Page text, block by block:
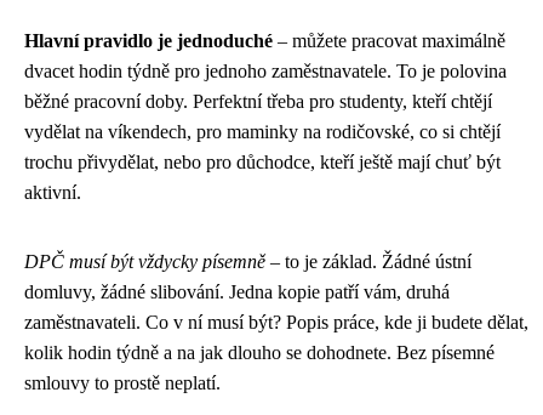
Hlavní pravidlo je jednoduché – můžete pracovat maximálně
dvacet hodin týdně pro jednoho zaměstnavatele. To je polovina
běžné pracovní doby. Perfektní třeba pro studenty, kteří chtějí
vydělat na víkendech, pro maminky na rodičovské, co si chtějí
trochu přivydělat, nebo pro důchodce, kteří ještě mají chuť být
aktivní.
DPČ musí být vždycky písemně – to je základ. Žádné ústní
domluvy, žádné slibování. Jedna kopie patří vám, druhá
zaměstnavateli. Co v ní musí být? Popis práce, kde ji budete dělat,
kolik hodin týdně a na jak dlouho se dohodnete. Bez písemné
smlouvy to prostě neplatí.